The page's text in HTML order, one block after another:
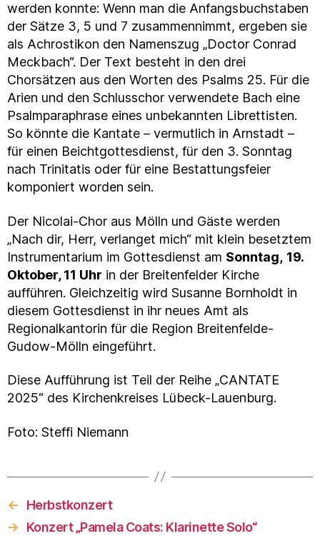
werden konnte: Wenn man die Anfangsbuchstaben
der Sätze 3, 5 und 7 zusammennimmt, ergeben sie
als Achrostikon den Namenszug „Doctor Conrad
Meckbach“. Der Text besteht in den drei
Chorsätzen aus den Worten des Psalms 25. Für die
Arien und den Schlusschor verwendete Bach eine
Psalmparaphrase eines unbekannten Librettisten.
So könnte die Kantate – vermutlich in Arnstadt –
für einen Beichtgottesdienst, für den 3. Sonntag
nach Trinitatis oder für eine Bestattungsfeier
komponiert worden sein.
Der Nicolai-Chor aus Mölln und Gäste werden
„Nach dir, Herr, verlanget mich“ mit klein besetztem
Instrumentarium im Gottesdienst am Sonntag, 19.
Oktober, 11 Uhr in der Breitenfelder Kirche
aufführen. Gleichzeitig wird Susanne Bornholdt in
diesem Gottesdienst in ihr neues Amt als
Regionalkantorin für die Region Breitenfelde-
Gudow-Mölln eingeführt.
Diese Aufführung ist Teil der Reihe „CANTATE
2025“ des Kirchenkreises Lübeck-Lauenburg.
Foto: Steffi Niemann
←
Herbstkonzert
→
Konzert „Pamela Coats: Klarinette Solo“